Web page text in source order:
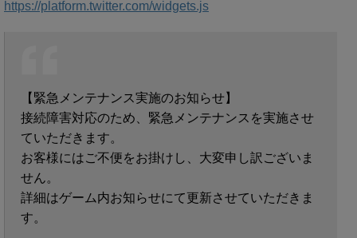
https://platform.twitter.com/widgets.js
【緊急メンテナンス実施のお知らせ】
接続障害対応のため、緊急メンテナンスを実施させ
ていただきます。
お客様にはご不便をお掛けし、大変申し訳ございま
せん。
詳細はゲーム内お知らせにて更新させていただきま
す。